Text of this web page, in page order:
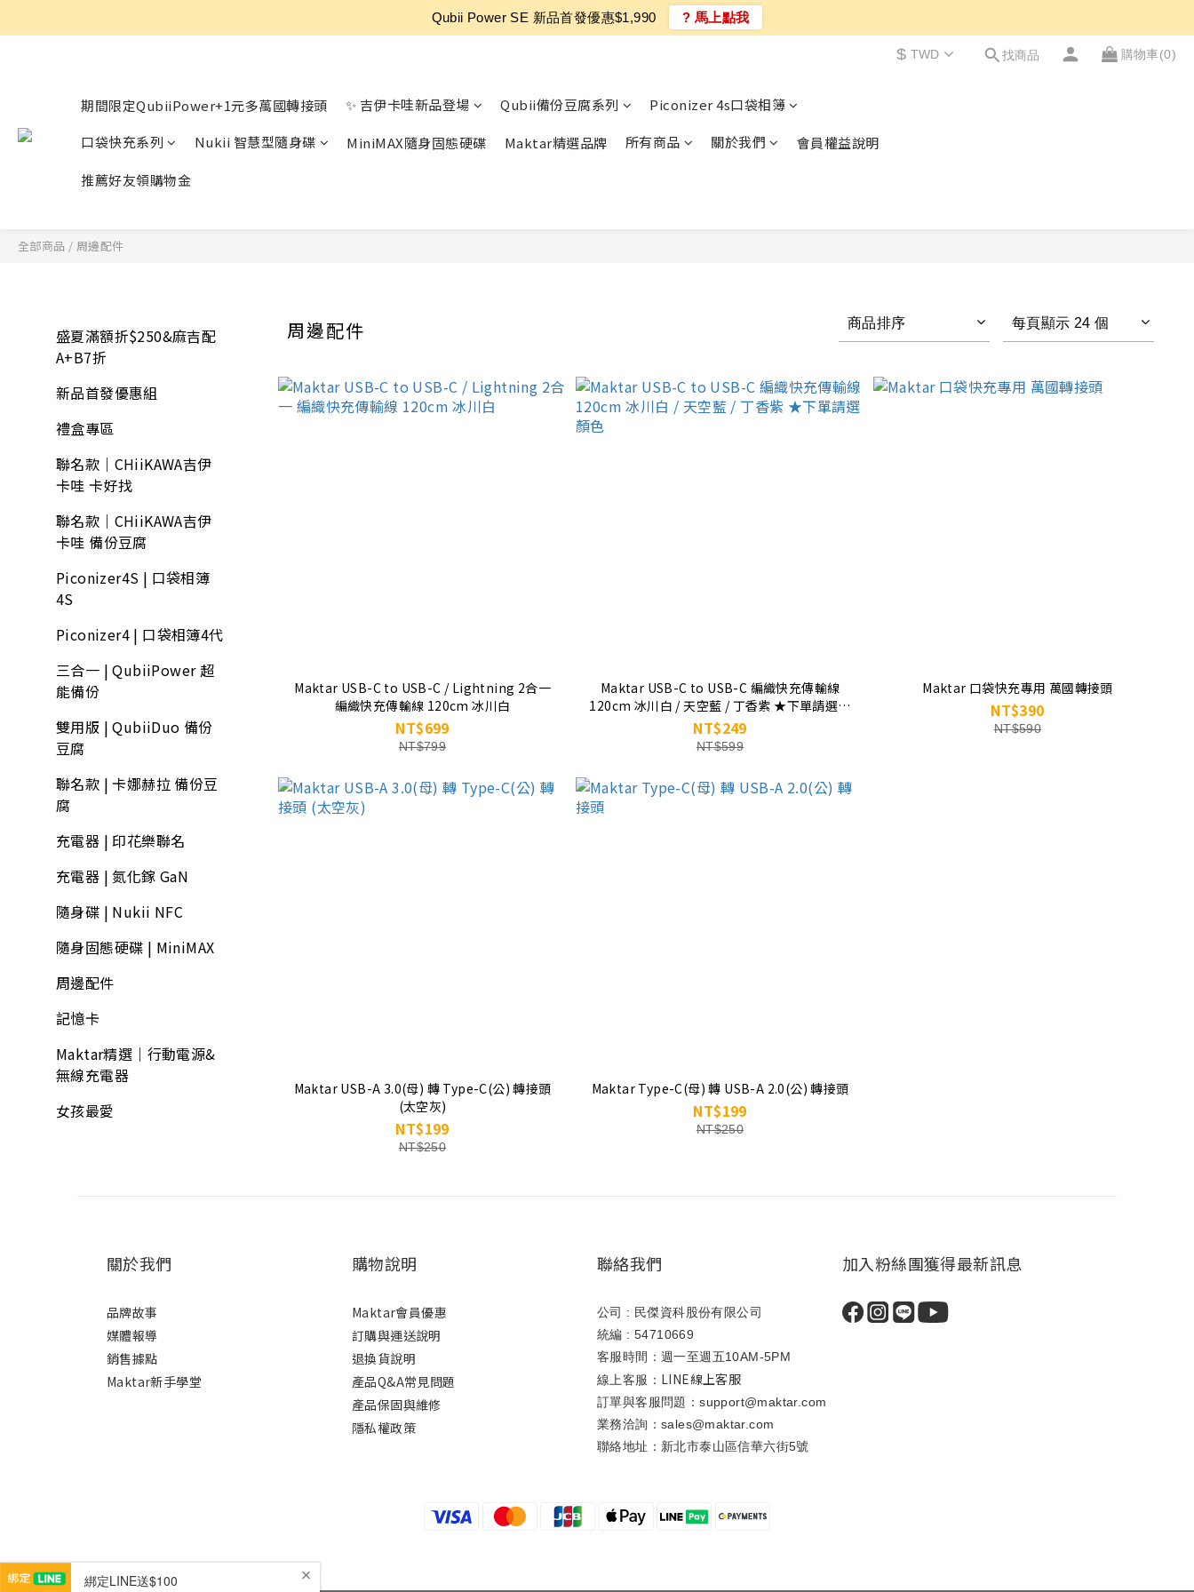
$ TWD 找商品 購物車(0)
期間限定QubiiPower+1元多萬國轉接頭 ✨ 吉伊卡哇新品登場 Qubii備份豆腐系列
Piconizer 4s口袋相簿
口袋快充系列
Nukii 智慧型隨身碟 MiniMAX隨身固態硬碟 Maktar精選品牌 所有商品 關於我們
會員權益說明
推薦好友領購物金
全部商品 / 周邊配件
盛夏滿額折$250&麻吉配
A+B7折
新品首發優惠組
禮盒專區
聯名款｜CHiiKAWA吉伊
卡哇 卡好找
聯名款｜CHiiKAWA吉伊
卡哇 備份豆腐
Piconizer4S | 口袋相簿
4S
Piconizer4 | 口袋相簿4代
三合一 | QubiiPower 超
能備份
雙用版 | QubiiDuo 備份
豆腐
聯名款 | 卡娜赫拉 備份豆
腐
充電器 | 印花樂聯名
充電器 | 氮化鎵 GaN
隨身碟 | Nukii NFC
隨身固態硬碟 | MiniMAX
周邊配件
記憶卡
Maktar精選｜行動電源&
無線充電器
女孩最愛
周邊配件 商品排序 每頁顯示 24 個
Maktar USB-C to USB-C / Lightning 2合一
編織快充傳輸線 120cm 冰川白
NT$699
NT$799
Maktar USB-C to USB-C 編織快充傳輸線
120cm 冰川白 / 天空藍 / 丁香紫 ★下單請選顏
色
NT$249
NT$599
Maktar 口袋快充專用 萬國轉接頭
NT$390
NT$590
Maktar USB-A 3.0(母) 轉 Type-C(公) 轉接頭
(太空灰)
NT$199
NT$250
Maktar Type-C(母) 轉 USB-A 2.0(公) 轉接頭
NT$199
NT$250
關於我們
品牌故事
媒體報導
銷售據點
Maktar新手學堂
購物說明
Maktar會員優惠
訂購與運送說明
退換貨說明
產品Q&A常見問題
產品保固與維修
隱私權政策
聯絡我們
公司 : 民傑資科股份有限公司
統編 : 54710669
客服時間：週一至週五10AM-5PM
線上客服： LINE線上客服
訂單與客服問題：support@maktar.com
業務洽詢：sales@maktar.com
聯絡地址：新北市泰山區信華六街5號
加入粉絲團獲得最新訊息
Qubii Power SE 新品首發優惠$1,990 ? 馬上點我